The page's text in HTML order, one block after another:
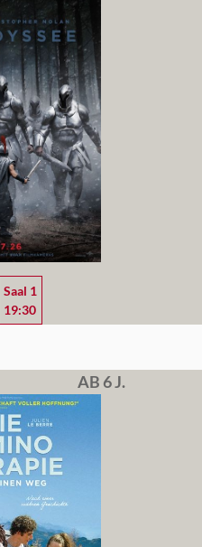
Saal 1
19:30
AB 6 J.